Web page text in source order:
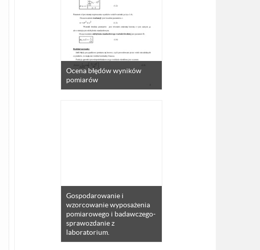
Ocena błędów wyników
pomiarów
Gospodarowanie i
wzorcowanie wyposażenia
pomiarowego i badawczego-
sprawozdanie z
laboratorium.